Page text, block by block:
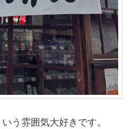
う雰囲気大好きです。